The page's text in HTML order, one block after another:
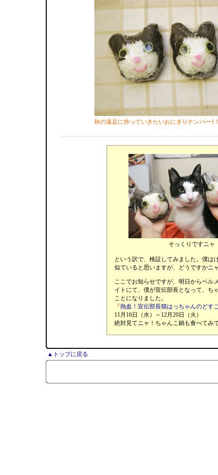
秋の遠足に持っていきたいおにぎりナンバー1
そっくりですニャ
という訳で、検証してみました。僕は
似ていると思いますが、どうですかニ
ここでお知らせですが、明日からベル
イトにて、僕が宣伝部長となって、ち
ことになりました。
『熱血！宣伝部長猫はっちゃんのどす
11月16日（水）～12月20日（火）
絶対見てニャ！ちゃんこ鍋も食べてみ
▲トップに戻る